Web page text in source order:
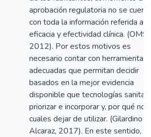
aprobación regulatoria no se
con toda la información referida a
eficacia y efectividad clínica. (OMS,
2012). Por estos motivos es
necesario contar con herramientas
adecuadas que permitan decidir
basados en la mejor evidencia
disponible que tecnologías
priorizar e incorporar y, por qué no,
cuales dejar de utilizar. (Gilardino &
Alcaraz, 2017). En este sentido, la